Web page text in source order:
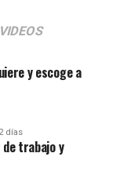
VIDEOS
y escoge a
días
de trabajo y